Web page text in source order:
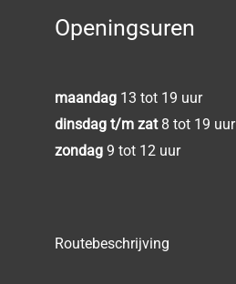
Openingsuren
maandag 13 tot 19 uur
dinsdag t/m zat 8 tot 19 uur
zondag 9 tot 12 uur
Routebeschrijving